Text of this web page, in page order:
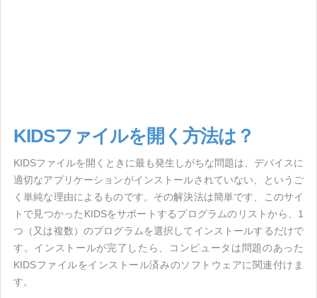
KIDSファイルを開く方法は？
KIDSファイルを開くときに最も発生しがちな問題は、デバイスに
適切なアプリケーションがインストールされていない、というご
く単純な理由によるものです。その解決法は簡単です、このサイ
トで見つかったKIDSをサポートするプログラムのリストから、1
つ（又は複数）のプログラムを選択してインストールするだけで
す。インストールが完了したら、コンピュータは問題のあった
KIDSファイルをインストール済みのソフトウェアに関連付けま
す。